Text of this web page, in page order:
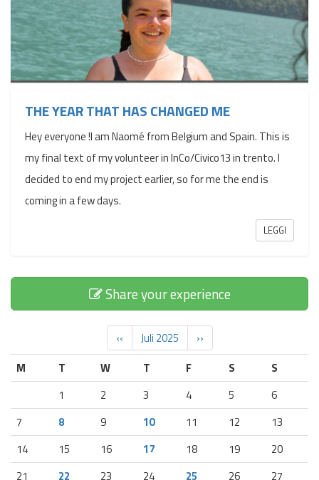
THE YEAR THAT HAS CHANGED ME
Hey everyone !I am Naomé from Belgium and Spain. This is
my final text of my volunteer in InCo/Civico13 in trento. I
decided to end my project earlier, so for me the end is
coming in a few days.
LEGGI
Share your experience
‹‹ Juli 2025
››
M
T W T F S
S
1
2 3 4 5
6
7
8 9 10 11 12
13
14
15 16 17 18 19
20
21
22 23 24 25 26
27